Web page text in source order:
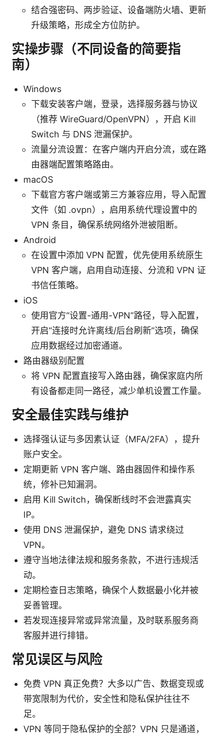
结合强密码、两步验证、设备端防火墙、更新
升级策略，形成全方位防护。
实操步骤（不同设备的简要指
南）
Windows
下载安装客户端，登录，选择服务器与协议
（推荐 WireGuard/OpenVPN），开启 Kill
Switch 与 DNS 泄漏保护。
流量分流设置：在客户端内开启分流，或在路
由器端配置策略路由。
macOS
下载官方客户端或第三方兼容应用，导入配置
文件（如 .ovpn），启用系统代理设置中的
VPN 条目，确保系统网络外泄被阻断。
Android
在设置中添加 VPN 配置，优先使用系统原生
VPN 客户端，启用自动连接、分流和 VPN 证
书信任策略。
iOS
使用官方“设置-通用-VPN”路径，导入配置，
开启“连接时允许离线/后台刷新”选项，确保
应用数据经过加密通道。
路由器级别配置
将 VPN 配置直接写入路由器，确保家庭内所
有设备都走同一路径，减少单机设置工作量。
安全最佳实践与维护
选择强认证与多因素认证（MFA/2FA），提升
账户安全。
定期更新 VPN 客户端、路由器固件和操作系
统，修补已知漏洞。
启用 Kill Switch，确保断线时不会泄露真实
IP。
使用 DNS 泄漏保护，避免 DNS 请求绕过
VPN。
遵守当地法律法规和服务条款，不进行违规活
动。
定期检查日志策略，确保个人数据最小化并被
妥善管理。
若发现连接异常或异常流量，及时联系服务商
客服并进行排错。
常见误区与风险
免费 VPN 真正免费？大多以广告、数据变现或
带宽限制为代价，安全性和隐私保护往往不
足。
VPN 等同于隐私保护的全部？VPN 只是通道，